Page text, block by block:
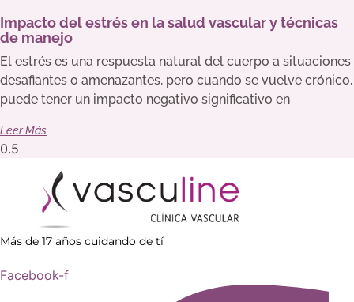
Impacto del estrés en la salud vascular y técnicas
de manejo
El estrés es una respuesta natural del cuerpo a situaciones
desafiantes o amenazantes, pero cuando se vuelve crónico,
puede tener un impacto negativo significativo en
Leer Más
Más de 17 años cuidando de tí
Facebook-f